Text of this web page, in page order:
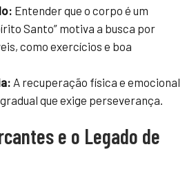
Entender que o corpo é um
Santo” motiva a busca por
como exercícios e boa
A recuperação física e emocional
que exige perseverança.
e o Legado de